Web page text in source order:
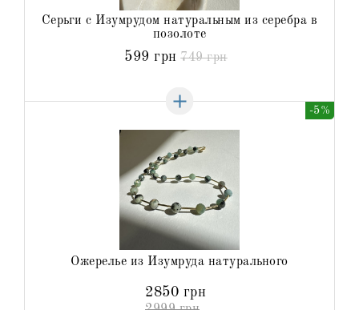
599 грн 749 грн
Серьги с Изумрудом натуральным из серебра в
позолоте
-5%
Ожерелье из Изумруда натурального
2850 грн